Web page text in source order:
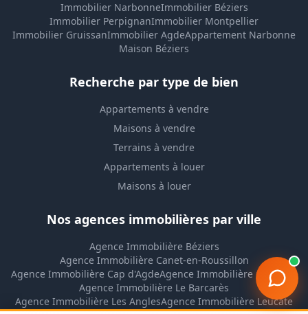
Immobilier NarbonneImmobilier Béziers
Immobilier PerpignanImmobilier Montpellier
Immobilier GruissanImmobilier AgdeAppartement Narbonne
Maison Béziers
Recherche par type de bien
Appartements à vendre
Maisons à vendre
Terrains à vendre
Appartements à louer
Maisons à louer
Nos agences immobilières par ville
Agence Immobilière Béziers
Agence Immobilière Canet-en-Roussillon
Agence Immobilière Cap d'AgdeAgence Immobilière Gruissan
Agence Immobilière Le Barcarès
Agence Immobilière Les AnglesAgence Immobilière Leucate